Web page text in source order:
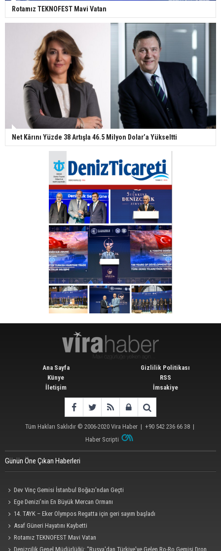
Rotamız TEKNOFEST Mavi Vatan
Net Kârını Yüzde 38 Artışla 46.5 Milyon Dolar’a Yükseltti
Ana Sayfa
Künye
İletişim
Gizlilik Politikası
RSS
İmsakiye
Tüm Hakları Saklıdır © 2006-2020 Vira Haber | +90 542 236 66 38 |
Haber Scripti
Günün Öne Çıkan Haberleri
Dev Vinç Gemisi İstanbul Boğazı'ndan Geçti
Ege Denizi’nin En Büyük Mercan Ormanı
14. TAYK – Eker Olympos Regatta için geri sayım başladı
Asaf Güneri Hayatını Kaybetti
Rotamız TEKNOFEST Mavi Vatan
Denizcilik Genel Müdürlüğü: "Rusya'dan Türkiye'ye Gelen Ro-Ro Gemisi Dron